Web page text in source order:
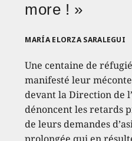
more ! »
MARÍA ELORZA SARALEGUI
Une centaine de
manifesté leur
devant la Direction de
dénoncent les retards
de leurs demandes